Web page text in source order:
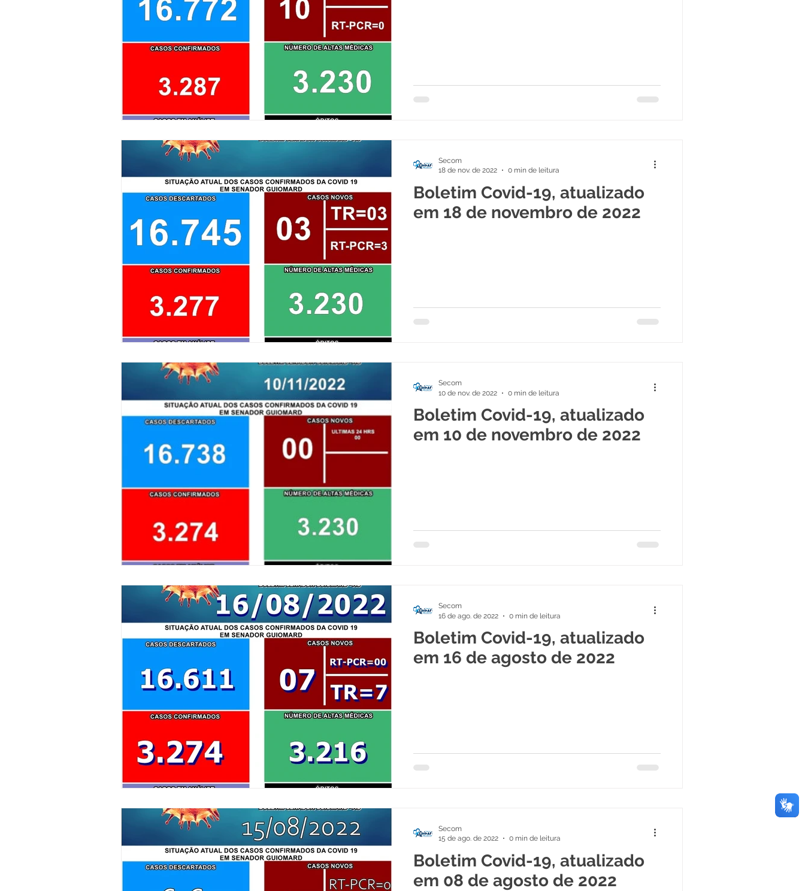
Boletim Covid-19, atualizado
em 18 de novembro de 2022
Secom
18 de nov. de 2022
0 min de leitura
Boletim Covid-19, atualizado
em 10 de novembro de 2022
Secom
10 de nov. de 2022
0 min de leitura
Boletim Covid-19, atualizado
em 16 de agosto de 2022
Secom
16 de ago. de 2022
0 min de leitura
Boletim Covid-19, atualizado
em 08 de agosto de 2022
Secom
15 de ago. de 2022
0 min de leitura